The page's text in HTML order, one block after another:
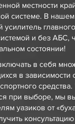
местности
системе. В
усилитель главного
и без АБС,
состоянии!
в себя
в зависимости
при выборе, мы
уазиков от